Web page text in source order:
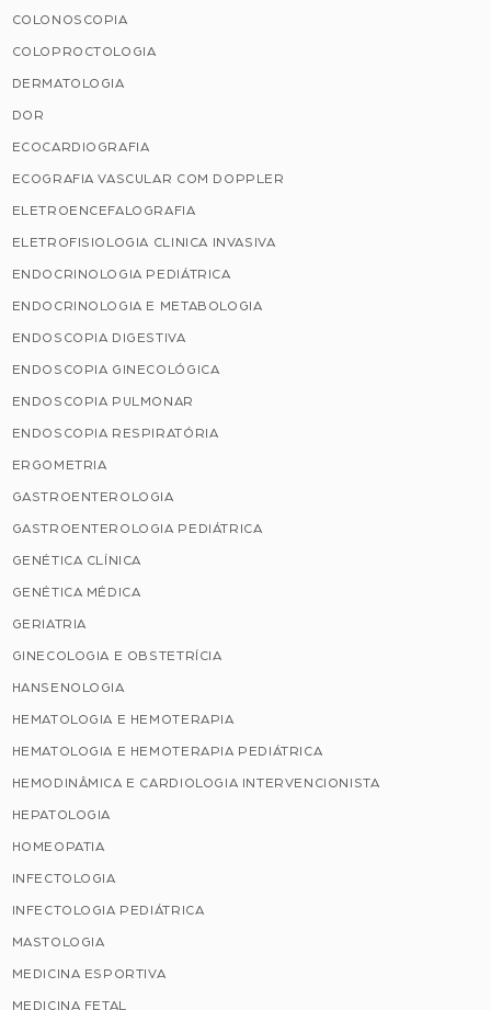
COLONOSCOPIA
COLOPROCTOLOGIA
DERMATOLOGIA
DOR
ECOCARDIOGRAFIA
ECOGRAFIA VASCULAR COM DOPPLER
ELETROENCEFALOGRAFIA
ELETROFISIOLOGIA CLINICA INVASIVA
ENDOCRINOLOGIA PEDIÁTRICA
ENDOCRINOLOGIA E METABOLOGIA
ENDOSCOPIA DIGESTIVA
ENDOSCOPIA GINECOLÓGICA
ENDOSCOPIA PULMONAR
ENDOSCOPIA RESPIRATÓRIA
ERGOMETRIA
GASTROENTEROLOGIA
GASTROENTEROLOGIA PEDIÁTRICA
GENÉTICA CLÍNICA
GENÉTICA MÉDICA
GERIATRIA
GINECOLOGIA E OBSTETRÍCIA
HANSENOLOGIA
HEMATOLOGIA E HEMOTERAPIA
HEMATOLOGIA E HEMOTERAPIA PEDIÁTRICA
HEMODINÂMICA E CARDIOLOGIA INTERVENCIONISTA
HEPATOLOGIA
HOMEOPATIA
INFECTOLOGIA
INFECTOLOGIA PEDIÁTRICA
MASTOLOGIA
MEDICINA ESPORTIVA
MEDICINA FETAL